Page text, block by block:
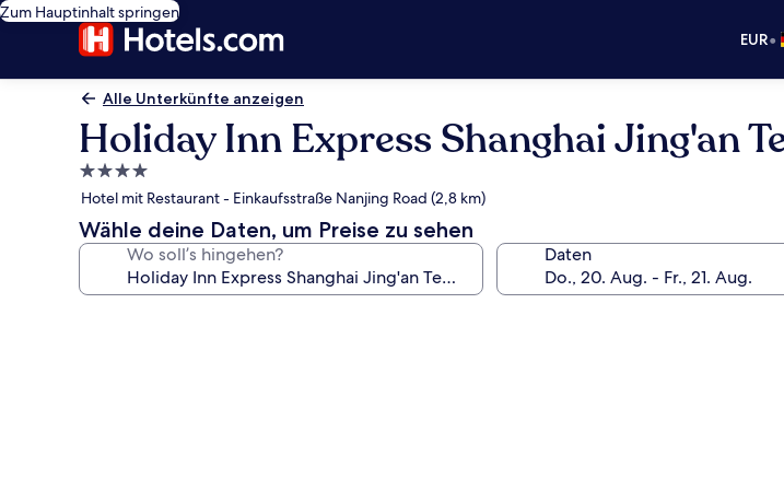
Zum Hauptinhalt springen
EUR•
Alle Unterkünfte anzeigen
Holiday Inn Express Shanghai Jing'an
4.0-
Sterne-
Unterkunft
Hotel mit Restaurant - Einkaufsstraße Nanjing Road (2,8 km)
Wähle deine Daten, um Preise zu sehen
Wo soll’s hingehen? Daten